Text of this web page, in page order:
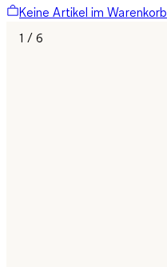
Keine Artikel im Warenkorb
1 / 6